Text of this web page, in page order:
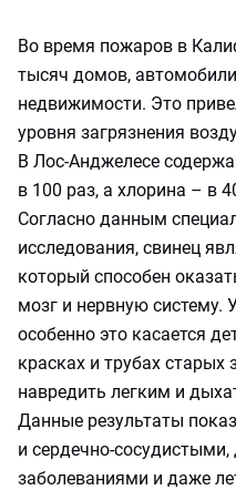
Во время пожаров в
тысяч домов,
недвижимости. Это
уровня загрязнения
В Лос-Анджелесе
в 100 раз, а хлорина – в
Согласно данным
исследования, свинец
который способен
мозг и нервную систему.
особенно это касается
красках и трубах
навредить легким и
Данные результаты
и сердечно-
заболеваниями и даже